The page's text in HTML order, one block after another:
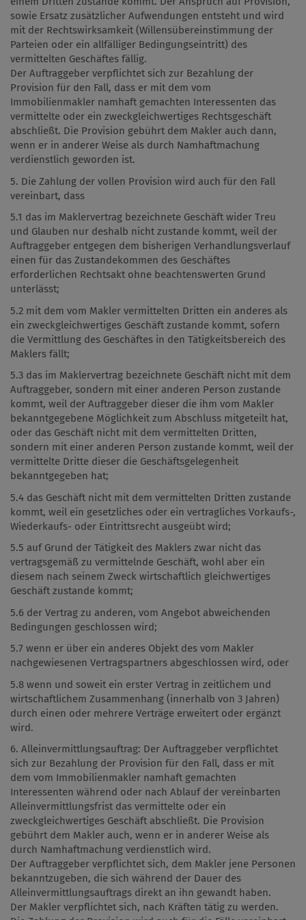
sowie Ersatz zusätzlicher Aufwendungen entsteht und wird
mit der Rechtswirksamkeit (Willensübereinstimmung der
Parteien oder ein allfälliger Bedingungseintritt) des
vermittelten Geschäftes fällig.
Der Auftraggeber verpflichtet sich zur Bezahlung der
Provision für den Fall, dass er mit dem vom
Immobilienmakler namhaft gemachten Interessenten das
vermittelte oder ein zweckgleichwertiges Rechtsgeschäft
abschließt. Die Provision gebührt dem Makler auch dann,
wenn er in anderer Weise als durch Namhaftmachung
verdienstlich geworden ist.
5. Die Zahlung der vollen Provision wird auch für den Fall
vereinbart, dass
5.1 das im Maklervertrag bezeichnete Geschäft wider Treu
und Glauben nur deshalb nicht zustande kommt, weil der
Auftraggeber entgegen dem bisherigen Verhandlungsverlauf
einen für das Zustandekommen des Geschäftes
erforderlichen Rechtsakt ohne beachtenswerten Grund
unterlässt;
5.2 mit dem vom Makler vermittelten Dritten ein anderes als
ein zweckgleichwertiges Geschäft zustande kommt, sofern
die Vermittlung des Geschäftes in den Tätigkeitsbereich des
Maklers fällt;
5.3 das im Maklervertrag bezeichnete Geschäft nicht mit dem
Auftraggeber, sondern mit einer anderen Person zustande
kommt, weil der Auftraggeber dieser die ihm vom Makler
bekanntgegebene Möglichkeit zum Abschluss mitgeteilt hat,
oder das Geschäft nicht mit dem vermittelten Dritten,
sondern mit einer anderen Person zustande kommt, weil der
vermittelte Dritte dieser die Geschäftsgelegenheit
bekanntgegeben hat;
5.4 das Geschäft nicht mit dem vermittelten Dritten zustande
kommt, weil ein gesetzliches oder ein vertragliches Vorkaufs-,
Wiederkaufs- oder Eintrittsrecht ausgeübt wird;
5.5 auf Grund der Tätigkeit des Maklers zwar nicht das
vertragsgemäß zu vermittelnde Geschäft, wohl aber ein
diesem nach seinem Zweck wirtschaftlich gleichwertiges
Geschäft zustande kommt;
5.6 der Vertrag zu anderen, vom Angebot abweichenden
Bedingungen geschlossen wird;
5.7 wenn er über ein anderes Objekt des vom Makler
nachgewiesenen Vertragspartners abgeschlossen wird, oder
5.8 wenn und soweit ein erster Vertrag in zeitlichem und
wirtschaftlichem Zusammenhang (innerhalb von 3 Jahren)
durch einen oder mehrere Verträge erweitert oder ergänzt
wird.
6. Alleinvermittlungsauftrag: Der Auftraggeber verpflichtet
sich zur Bezahlung der Provision für den Fall, dass er mit
dem vom Immobilienmakler namhaft gemachten
Interessenten während oder nach Ablauf der vereinbarten
Alleinvermittlungsfrist das vermittelte oder ein
zweckgleichwertiges Geschäft abschließt. Die Provision
gebührt dem Makler auch, wenn er in anderer Weise als
durch Namhaftmachung verdienstlich wird.
Der Auftraggeber verpflichtet sich, dem Makler jene Personen
bekanntzugeben, die sich während der Dauer des
Alleinvermittlungsauftrags direkt an ihn gewandt haben.
Der Makler verpflichtet sich, nach Kräften tätig zu werden.